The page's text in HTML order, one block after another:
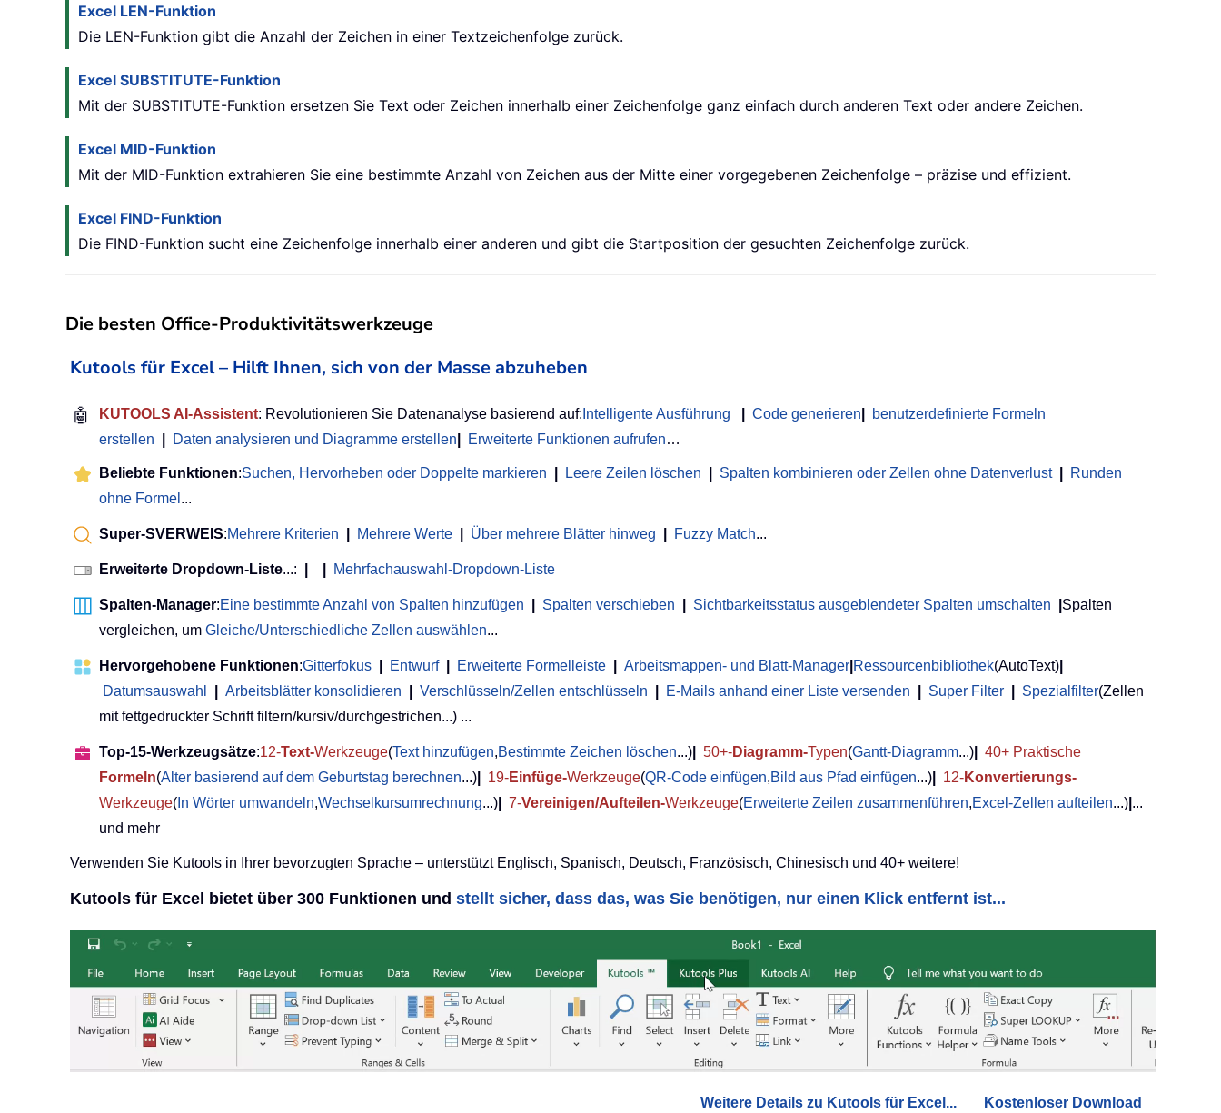
Excel LEN-Funktion
Die LEN-Funktion gibt die Anzahl der Zeichen in einer Textzeichenfolge zurück.
Excel SUBSTITUTE-Funktion
Mit der SUBSTITUTE-Funktion ersetzen Sie Text oder Zeichen innerhalb einer Zeichenfolge ganz einfach durch anderen Text oder andere Zeichen.
Excel MID-Funktion
Mit der MID-Funktion extrahieren Sie eine bestimmte Anzahl von Zeichen aus der Mitte einer vorgegebenen Zeichenfolge – präzise und effizient.
Excel FIND-Funktion
Die FIND-Funktion sucht eine Zeichenfolge innerhalb einer anderen und gibt die Startposition der gesuchten Zeichenfolge zurück.
Die besten Office-Produktivitätswerkzeuge
Kutools für Excel – Hilft Ihnen, sich von der Masse abzuheben
🤖 KUTOOLS AI-Assistent: Revolutionieren Sie Datenanalyse basierend auf: Intelligente Ausführung Code generieren
benutzerdefinierte Formeln
erstellen
Daten analysieren und Diagramme erstellen Erweiterte Funktionen aufrufen…
Beliebte Funktionen:Suchen, Hervorheben oder Doppelte markieren Leere Zeilen löschen Spalten kombinieren oder Zellen ohne Datenverlust
Runden
ohne Formel ...
Super-SVERWEIS:Mehrere Kriterien Mehrere Werte Über mehrere Blätter hinweg Fuzzy Match...
Erweiterte Dropdown-Liste...: Mehrfachauswahl-Dropdown-Liste
Spalten-Manager:Eine bestimmte Anzahl von Spalten hinzufügen Spalten verschieben Sichtbarkeitsstatus ausgeblendeter Spalten umschalten
Spalten
vergleichen, um Gleiche/Unterschiedliche Zellen auswählen...
Hervorgehobene Funktionen:Gitterfokus Entwurf Erweiterte Formelleiste Arbeitsmappen- und Blatt-Manager Ressourcenbibliothek(AutoText)
Datumsauswahl
Arbeitsblätter konsolidieren Verschlüsseln/Zellen entschlüsseln E-Mails anhand einer Liste versenden Super Filter Spezialfilter(Zellen
mit fettgedruckter Schrift filtern/kursiv/durchgestrichen...) ...
Top-15-Werkzeugsätze:12-Text-Werkzeuge(Text hinzufügen,Bestimmte Zeichen löschen...) 50+-Diagramm-Typen(Gantt-Diagramm...)
40+ Praktische
Formeln(Alter basierend auf dem Geburtstag berechnen...) 19-Einfüge-Werkzeuge(QR-Code einfügen,Bild aus Pfad einfügen...) 12-Konvertierungs-
Werkzeuge( In Wörter umwandeln,Wechselkursumrechnung...) 7-Vereinigen/Aufteilen-Werkzeuge(Erweiterte Zeilen zusammenführen,Excel-Zellen aufteilen...) ...
und mehr
Verwenden Sie Kutools in Ihrer bevorzugten Sprache – unterstützt Englisch, Spanisch, Deutsch, Französisch, Chinesisch und 40+ weitere!
Kutools für Excel bietet über 300 Funktionen und stellt sicher, dass das, was Sie benötigen, nur einen Klick entfernt ist...
Weitere Details zu Kutools für Excel... Kostenloser Download